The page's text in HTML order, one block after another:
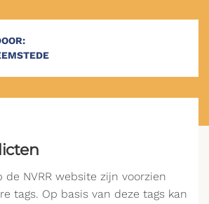
de NVRR website zijn voorzien
tags. Op basis van deze tags kan